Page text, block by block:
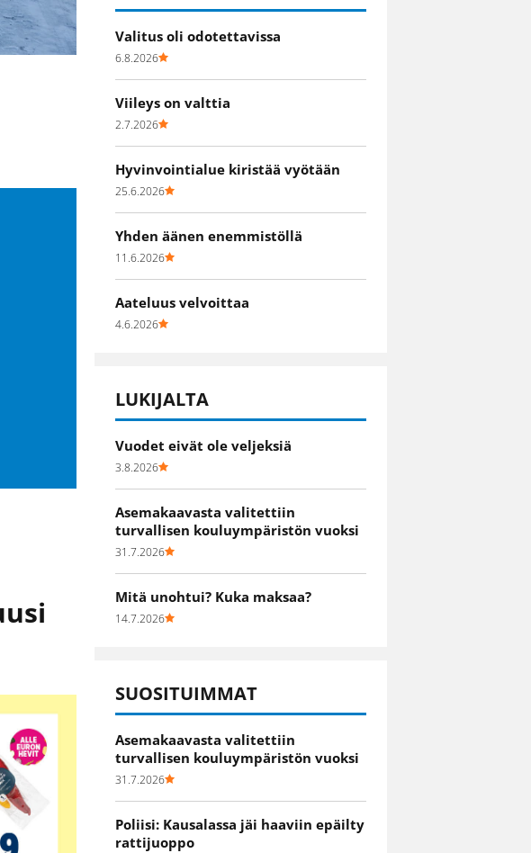
Valitus oli odotettavissa
6.8.2026
Viileys on valttia
2.7.2026
Hyvinvointialue kiristää vyötään
25.6.2026
Yhden äänen enemmistöllä
11.6.2026
Aateluus velvoittaa
4.6.2026
LUKIJALTA
Vuodet eivät ole veljeksiä
3.8.2026
Asemakaavasta valitettiin
turvallisen kouluympäristön vuoksi
31.7.2026
Mitä unohtui? Kuka maksaa?
14.7.2026
SUOSITUIMMAT
Asemakaavasta valitettiin
turvallisen kouluympäristön vuoksi
31.7.2026
Poliisi: Kausalassa jäi haaviin epäilty
rattijuoppo